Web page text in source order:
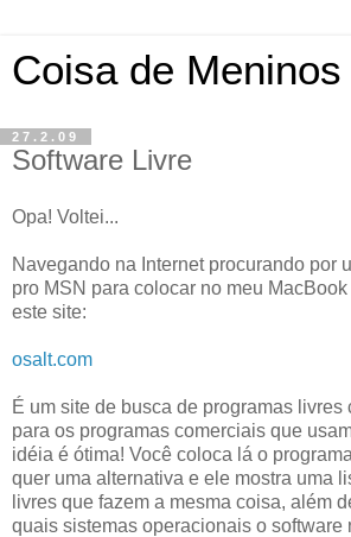
Coisa de
27.2.09
Software Livre
Opa! Voltei...
Navegando na Internet procurando por
pro MSN para colocar no meu
este site:
osalt.com
É um site de busca de programas livres
para os programas comerciais que
idéia é ótima! Você coloca lá o
quer uma alternativa e ele mostra uma
livres que fazem a mesma coisa, além
quais sistemas operacionais o software